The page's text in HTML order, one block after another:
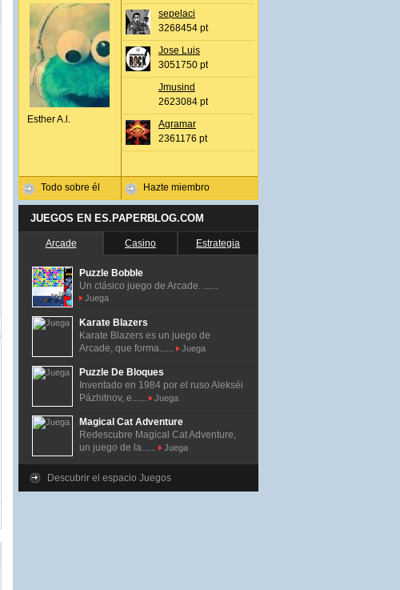
Esther A.l.
Todo sobre él
sepelaci
3268454 pt
Jose Luis
3051750 pt
Jmusind
2623084 pt
Agramar
2361176 pt
Hazte miembro
JUEGOS EN ES.PAPERBLOG.COM
Arcade Casino Estrategia
Puzzle Bobble
Un clásico juego de Arcade. ......
Juega
Karate Blazers
Karate Blazers es un juego de
Arcade, que forma......
Juega
Puzzle De Bloques
Inventado en 1984 por el ruso Alekséi
Pázhitnov, e......
Juega
Magical Cat Adventure
Redescubre Magical Cat Adventure,
un juego de la......
Juega
Descubrir el espacio Juegos